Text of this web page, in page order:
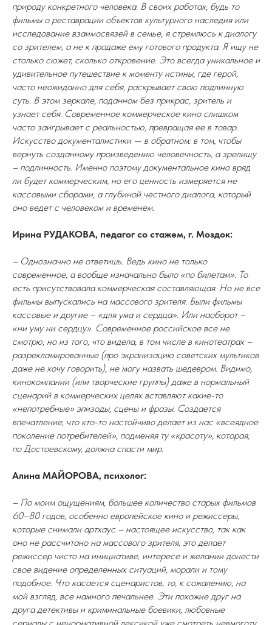
природу конкретного человека. В своих работах, будь то
фильмы о реставрации объектов культурного наследия или
исследование взаимосвязей в семье, я стремлюсь к диалогу
со зрителем, а не к продаже ему готового продукта. Я ищу не
столько сюжет, сколько откровение. Это всегда уникальное и
удивительное путешествие к моменту истины, где герой,
часто неожиданно для себя, раскрывает свою подлинную
суть. В этом зеркале, поданном без прикрас, зритель и
узнает себя. Современное коммерческое кино слишком
часто заигрывает с реальностью, превращая ее в товар.
Искусство документалистики — в обратном: в том, чтобы
вернуть созданному произведению человечность, а зрелищу
– подлинность. Именно поэтому документальное кино вряд
ли будет коммерческим, но его ценность измеряется не
кассовыми сборами, а глубиной честного диалога, который
оно ведет с человеком и временем.
Ирина РУДАКОВА, педагог со стажем, г. Моздок:
– Однозначно не ответишь. Ведь кино не только
современное, а вообще изначально было «по билетам». То
есть присутствовала коммерческая составляющая. Но не все
фильмы выпускались на массового зрителя. Были фильмы
кассовые и другие – «для ума и сердца». Или наоборот –
«ни уму ни сердцу». Современное российское все не
смотрю, но из того, что видела, в том числе в кинотеатрах –
разрекламированные (про экранизацию советских мультиков
даже не хочу говорить), не могу назвать шедевром. Видимо,
кинокомпании (или творческие группы) даже в нормальный
сценарий в коммерческих целях вставляют какие-то
«непотребные» эпизоды, сцены и фразы. Создается
впечатление, что кто-то настойчиво делает из нас «всеядное
поколение потребителей», подменяя ту «красоту», которая,
по Достоевскому, должна спасти мир.
Алина МАЙОРОВА, психолог:
– По моим ощущениям, большее количество старых фильмов
60–80 годов, особенно европейское кино и режиссеры,
которые снимали артхаус – настоящее искусство, так как
оно не рассчитано на массового зрителя, это делает
режиссер чисто на инициативе, интересе и желании донести
свое видение определенных ситуаций, морали и тому
подобное. Что касается сценаристов, то, к сожалению, на
мой взгляд, все намного печальнее. Эти похожие друг на
друга детективы и криминальные боевики, любовные